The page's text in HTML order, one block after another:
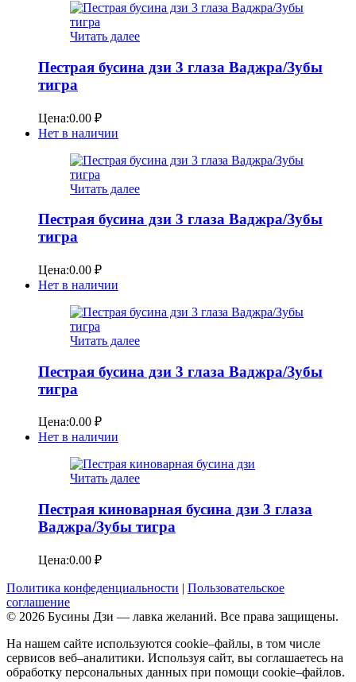
Читать далее
Пестрая бусина дзи 3 глаза Ваджра/Зубы
тигра
Цена:0.00 ₽
Нет в наличии
Читать далее
Пестрая бусина дзи 3 глаза Ваджра/Зубы
тигра
Цена:0.00 ₽
Нет в наличии
Читать далее
Пестрая бусина дзи 3 глаза Ваджра/Зубы
тигра
Цена:0.00 ₽
Нет в наличии
Читать далее
Пестрая киноварная бусина дзи 3 глаза
Ваджра/Зубы тигра
Цена:0.00 ₽
Политика конфеденциальности | Пользовательское
соглашение
© 2026 Бусины Дзи — лавка желаний. Все права защищены.
На нашем сайте используются cookie–файлы, в том числе
сервисов веб–аналитики. Используя сайт, вы соглашаетесь на
обработку персональных данных при помощи cookie–файлов.